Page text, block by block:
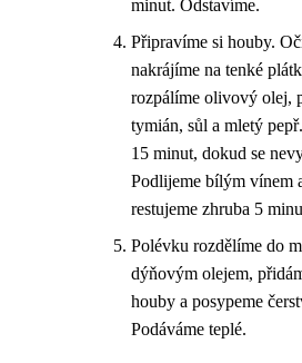
minut. Odstavíme.
Připravíme si houby.
nakrájíme na tenké
rozpálíme olivový olej,
tymián, sůl a mletý
15 minut, dokud se
Podlijeme bílým vínem
restujeme zhruba 5
Polévku rozdělíme do
dýňovým olejem,
houby a posypeme
Podáváme teplé.